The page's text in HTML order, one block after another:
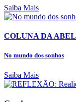
Saiba Mais
COLUNA DA ABEL
No mundo dos sonhos
Saiba Mais